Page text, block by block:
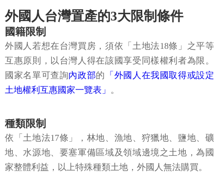
外國人台灣置產的3大限制條件
國籍限制
外國人若想在台灣買房，須依「土地法18條」之平等
互惠原則，以台灣人得在該國享受同樣權利者為限。
國家名單可查詢內政部的 「外國人在我國取得或設定
土地權利互惠國家一覽表」 。
種類限制
依「土地法17條」，林地、漁地、狩獵地、鹽地、礦
地、水源地、要塞軍備區域及領域邊境之土地，為國
家整體利益，以上特殊種類土地，外國人無法購買。